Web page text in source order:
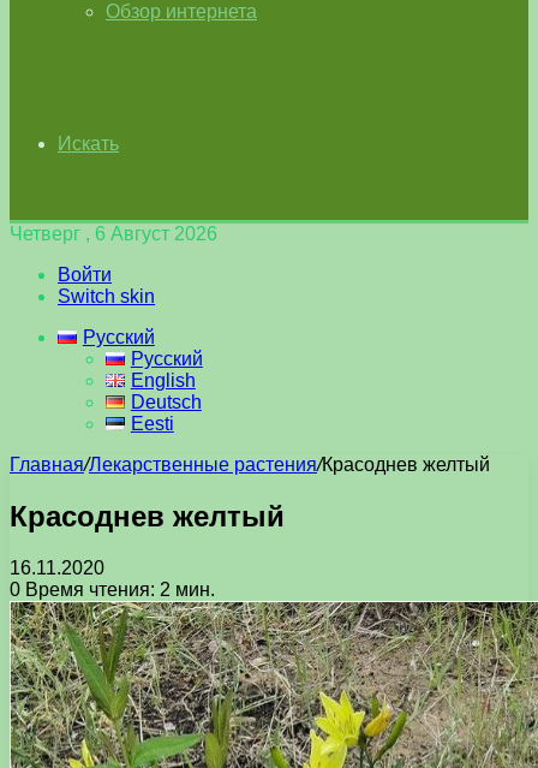
Обзор интернета
Искать
Четверг , 6 Август 2026
Войти
Switch skin
Русский
Русский
English
Deutsch
Eesti
Главная/Лекарственные растения/Красоднев желтый
Красоднев желтый
16.11.2020
0 Время чтения: 2 мин.